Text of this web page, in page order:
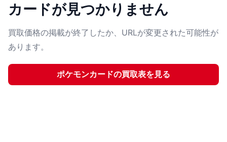
カードが見つかりません
買取価格の掲載が終了したか、URLが変更された可能性が
あります。
ポケモンカードの買取表を見る